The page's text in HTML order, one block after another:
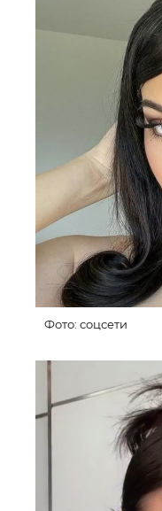
Фото: соцсети